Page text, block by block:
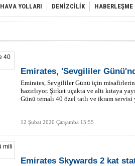
Ünye
İzmir-
HAVAŞ
'Jet uçak'
Rus savaş
HAVA YOLLARI DENİZCİLİK HABERLEŞME
Emirates, 'Sevgililer
Emirates, Sevgililer Günü için
hazırlıyor. Şirket uçakta ve altı kıtaya
Günü temalı 40 özel tatlı ve ikram servisi
12 Şubat 2020 Çarşamba 15:55
Emirates Skywards 2 kat